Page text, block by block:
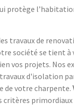
protège
travaux de
société se tient
vos projets. Nos
d'isolation
de votre charpente.
critères